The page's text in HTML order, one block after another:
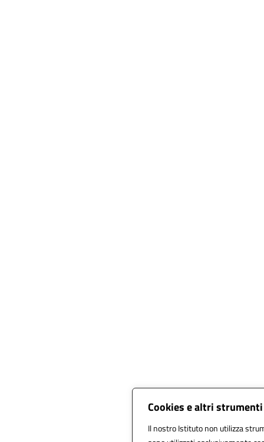
Cookies e altri
Il nostro Istituto non utilizza